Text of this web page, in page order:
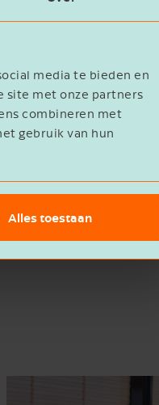
media te bieden en
site met onze partners
combineren met
gebruik van hun
Alles toestaan